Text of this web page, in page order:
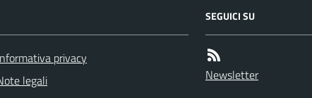
privacy
legali
SEGUICI SU
Newsletter